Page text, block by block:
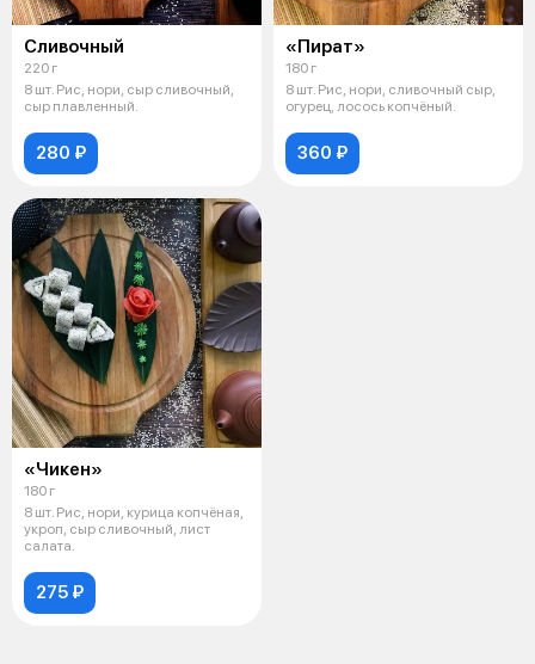
Сливочный
220 г
8 шт. Рис, нори, сыр сливочный,
сыр плавленный.
280 ₽
«Пират»
180 г
8 шт. Рис, нори, сливочный сыр,
огурец, лосось копчёный.
360 ₽
«Чикен»
180 г
8 шт. Рис, нори, курица копчёная,
укроп, сыр сливочный, лист
салата.
275 ₽